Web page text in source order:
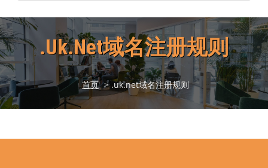
.uk.net域名注册规则
首页 > .uk.net域名注册规则